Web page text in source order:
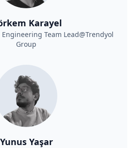
Karayel
Team Lead@Trendyol
Group
Yunus Yaşar